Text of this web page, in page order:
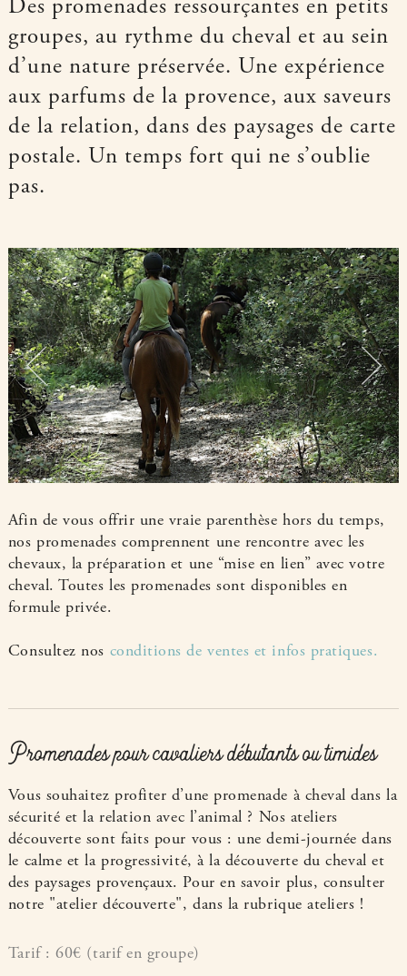
Des promenades ressourçantes en petits
groupes, au rythme du cheval et au sein
d’une nature préservée. Une expérience
aux parfums de la provence, aux saveurs
de la relation, dans des paysages de carte
postale. Un temps fort qui ne s’oublie
pas.
Afin de vous offrir une vraie parenthèse hors du temps,
nos promenades comprennent une rencontre avec les
chevaux, la préparation et une “mise en lien” avec votre
cheval. Toutes les promenades sont disponibles en
formule privée.
Consultez nos conditions de ventes et infos pratiques.
Promenades pour cavaliers débutants ou timides
Vous souhaitez profiter d’une promenade à cheval dans la
sécurité et la relation avec l’animal ? Nos ateliers
découverte sont faits pour vous : une demi-journée dans
le calme et la progressivité, à la découverte du cheval et
des paysages provençaux. Pour en savoir plus, consulter
notre "atelier découverte", dans la rubrique ateliers !
Tarif : 60€ (tarif en groupe)